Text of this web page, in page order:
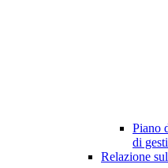
Piano
di
Relazione